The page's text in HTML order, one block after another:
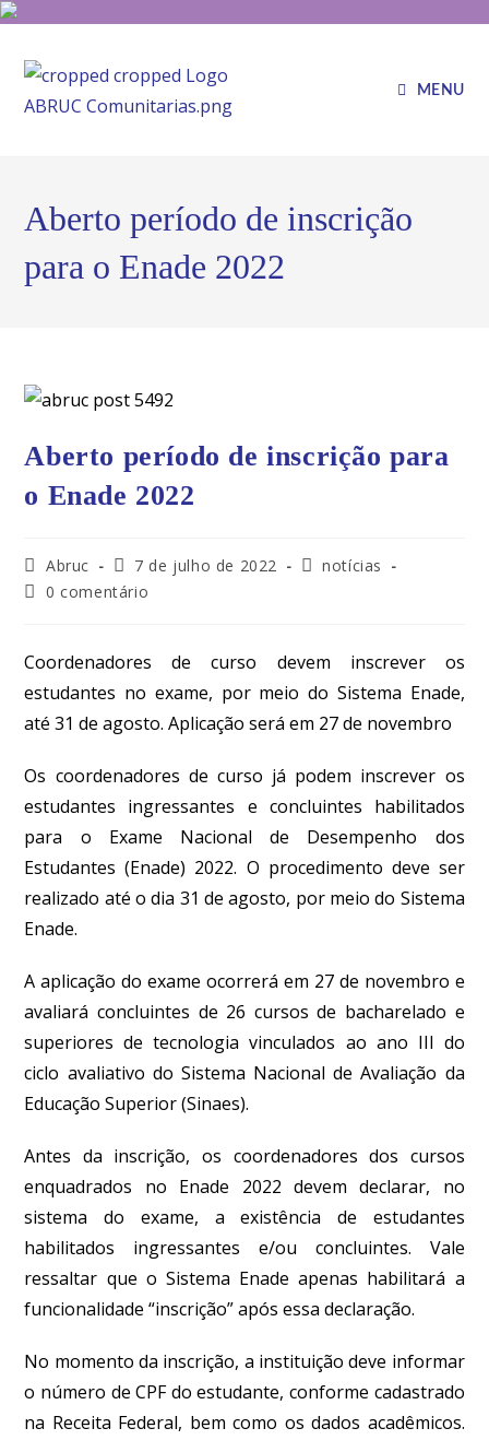
MENU
Aberto período de inscrição
para o Enade 2022
Aberto período de inscrição para
o Enade 2022
Abruc 7 de julho de 2022
notícias
0 comentário
Coordenadores de curso devem inscrever os
estudantes no exame, por meio do Sistema Enade,
até 31 de agosto. Aplicação será em 27 de novembro
Os coordenadores de curso já podem inscrever os
estudantes ingressantes e concluintes habilitados
para o Exame Nacional de Desempenho dos
Estudantes (Enade) 2022. O procedimento deve ser
realizado até o dia 31 de agosto, por meio do Sistema
Enade.
A aplicação do exame ocorrerá em 27 de novembro e
avaliará concluintes de 26 cursos de bacharelado e
superiores de tecnologia vinculados ao ano III do
ciclo avaliativo do Sistema Nacional de Avaliação da
Educação Superior (Sinaes).
Antes da inscrição, os coordenadores dos cursos
enquadrados no Enade 2022 devem declarar, no
sistema do exame, a existência de estudantes
habilitados ingressantes e/ou concluintes. Vale
ressaltar que o Sistema Enade apenas habilitará a
funcionalidade “inscrição” após essa declaração.
No momento da inscrição, a instituição deve informar
o número de CPF do estudante, conforme cadastrado
na Receita Federal, bem como os dados acadêmicos.